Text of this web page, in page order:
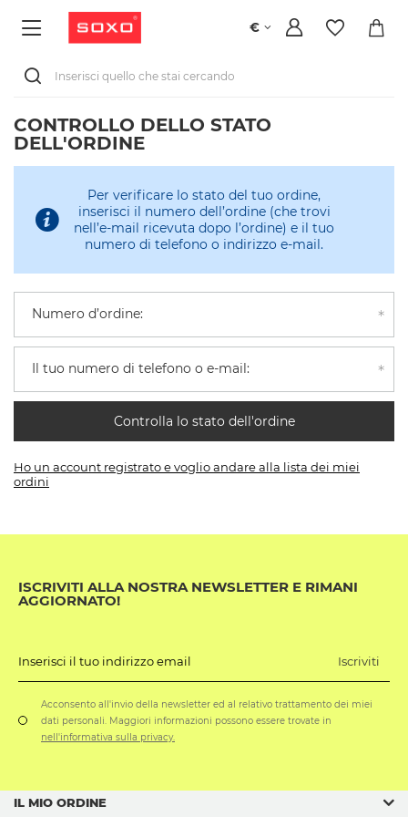
€
CONTROLLO DELLO STATO
DELL'ORDINE
Per verificare lo stato del tuo ordine,
inserisci il numero dell’ordine (che trovi
nell’e-mail ricevuta dopo l’ordine) e il tuo
numero di telefono o indirizzo e-mail.
Numero d’ordine:
Il tuo numero di telefono o e-mail:
Controlla lo stato dell'ordine
Ho un account registrato e voglio andare alla lista dei miei
ordini
ISCRIVITI ALLA NOSTRA NEWSLETTER E RIMANI
AGGIORNATO!
Inserisci il tuo indirizzo email Iscriviti
Acconsento all'invio della newsletter ed al relativo trattamento dei miei
dati personali. Maggiori informazioni possono essere trovate in
nell'informativa sulla privacy.
IL MIO ORDINE